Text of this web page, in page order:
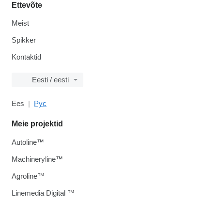
Ettevõte
Meist
Spikker
Kontaktid
Eesti / eesti
Ees Рус
Meie projektid
Autoline™
Machineryline™
Agroline™
Linemedia Digital ™